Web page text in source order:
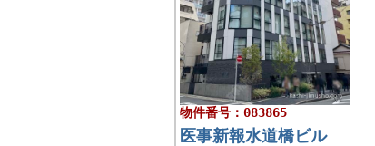
物件番号：083865
医事新報水道橋ビル